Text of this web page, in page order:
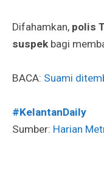
Difahamkan, polis
suspekbagi
BACA: Suami
#KelantanDaily
Sumber: Harian